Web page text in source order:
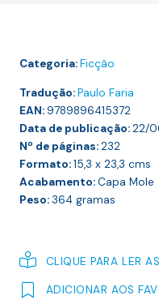
DE
ENCONTRAR
Categoria:Ficção
Tradução:Paulo Faria
EAN:9789896415372
Data de publicação:22/
Nº de páginas:232
Formato:15,3 x 23,3 cms
Acabamento:Capa Mole
Peso:364 gramas
CLIQUE PARA LER
ADICIONAR AOS